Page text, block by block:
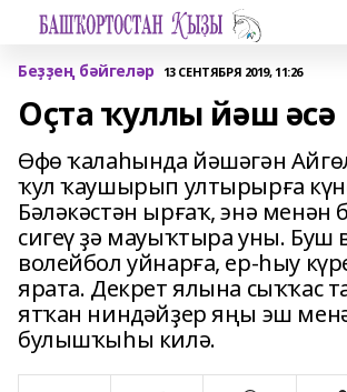
Беҙҙең бәйгеләр 13 СЕНТЯБРЯ 2019, 11:26
Оҫта ҡуллы йәш әсә
Өфө ҡалаһында йәшәгән
ҡул ҡаушырып ултырырға
Бәләкәстән ырғаҡ, энә менән
сигеү ҙә мауыҡтыра уны. Буш
волейбол уйнарға, ер-һыу
ярата. Декрет ялына сыҡҡас
ятҡан ниндәйҙер яңы эш
булышҡыһы килә.